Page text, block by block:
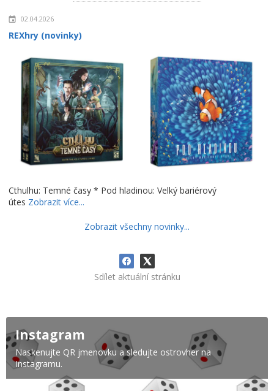
02.04.2026
REXhry (novinky)
Cthulhu: Temné časy * Pod hladinou: Velký bariérový
útes Zobrazit více...
Zobrazit všechny novinky...
Sdílet aktuální stránku
Instagram
Naskenujte QR jmenovku a sledujte ostrovher na
Instagramu.